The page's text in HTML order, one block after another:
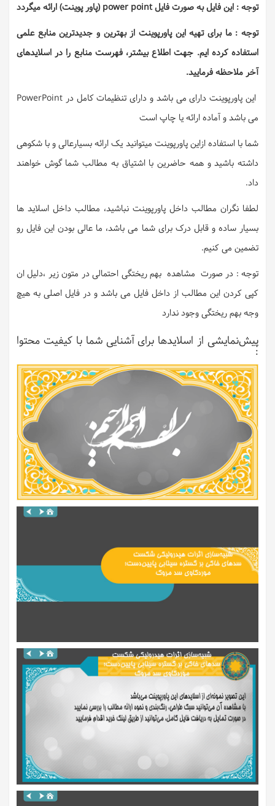
توجه : این فایل به صورت فایل power point (پاور پوینت) ارائه میگردد
توجه : ما برای تهیه این پاورپوینت از بهترین و جدیدترین منابع علمی
استفاده کرده ایم. جهت اطلاع بیشتر، فهرست منابع را در اسلایدهای
آخر ملاحظه فرمایید.
این پاورپوینت دارای می باشد و دارای تنظیمات کامل در PowerPoint
می باشد و آماده ارائه یا چاپ است
شما با استفاده ازاین پاورپوینت میتوانید یک ارائه بسیارعالی و با شکوهی
داشته باشید و همه حاضرین با اشتیاق به مطالب شما گوش خواهند
داد.
لطفا نگران مطالب داخل پاورپوینت نباشید، مطالب داخل اسلاید ها
بسیار ساده و قابل درک برای شما می باشد، ما عالی بودن این فایل رو
تضمین می کنیم.
توجه : در صورت مشاهده بهم ریختگی احتمالی در متون زیر ،دلیل ان
کپی کردن این مطالب از داخل فایل می باشد و در فایل اصلی به هیچ
وجه بهم ریختگی وجود ندارد
پیش‌نمایشی از اسلایدها برای آشنایی شما با کیفیت محتوا
: